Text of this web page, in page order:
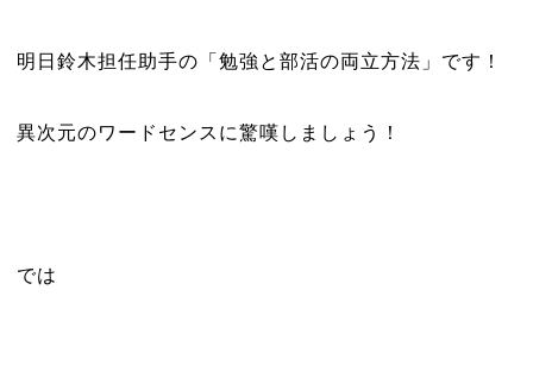
明日鈴木担任助手の「勉強と部活の両立方法」です！
異次元のワードセンスに驚嘆しましょう！
では